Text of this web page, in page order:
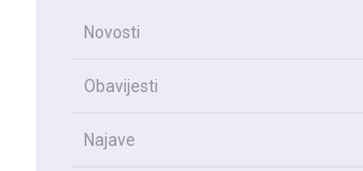
Novosti
Obavijesti
Najave